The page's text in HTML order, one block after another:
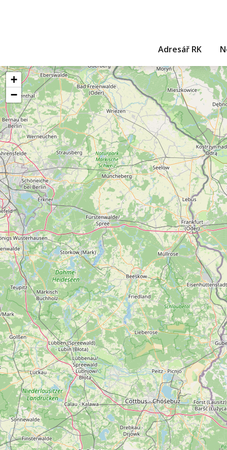
Adresář RK
+
−